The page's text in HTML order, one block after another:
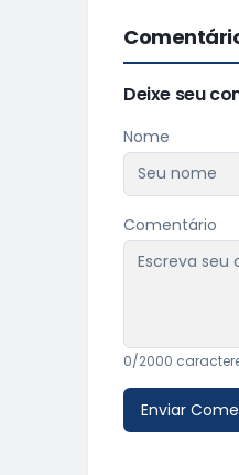
Deixe seu
Nome
Comentário
0/2000
Enviar